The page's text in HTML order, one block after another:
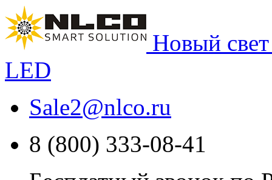
Новый
LED
Sale2@nlco.ru
8 (800) 333-08-41